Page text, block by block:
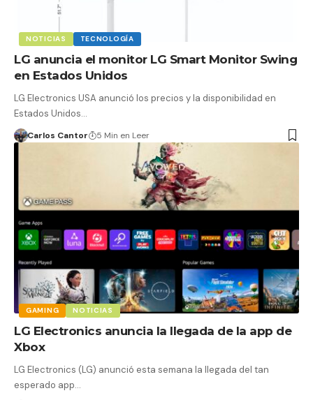
NOTICIAS TECNOLOGÍA
LG anuncia el monitor LG Smart Monitor Swing
en Estados Unidos
LG Electronics USA anunció los precios y la disponibilidad en
Estados Unidos…
Carlos Cantor 5 Min en Leer
GAMING NOTICIAS
LG Electronics anuncia la llegada de la app de
Xbox
LG Electronics (LG) anunció esta semana la llegada del tan
esperado app…